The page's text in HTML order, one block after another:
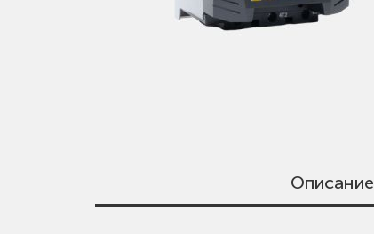
Описание